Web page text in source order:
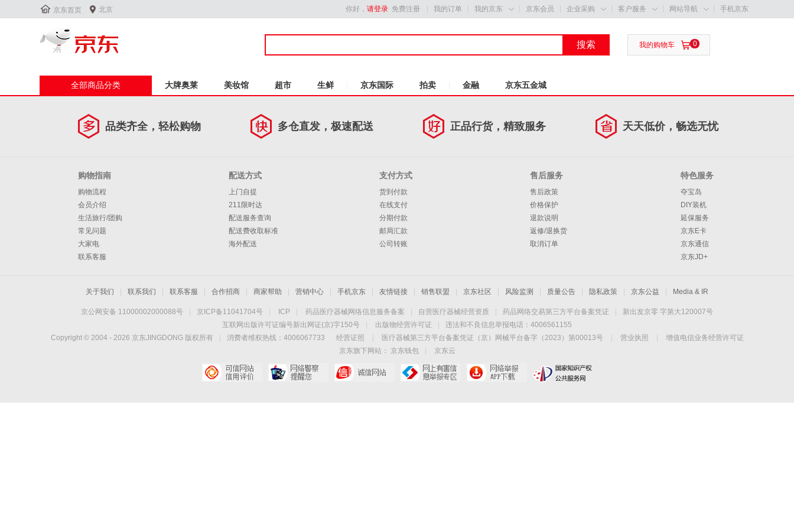
 京东首页  北京 你好， 请登录 免费注册 我的订单 我的京东  京东会员 企业采购  客户服务  网站导航  手机京东
搜索  0
我的购物车
全部商品分类 大牌奥莱 美妆馆 超市 生鲜 京东国际 拍卖 金融 京东五金城
品类齐全，轻松购物 多仓直发，极速配送 正品行货，精致服务 天天低价，畅选无忧
购物指南
购物流程
会员介绍
生活旅行/团购
常见问题
大家电
联系客服
配送方式
上门自提
211限时达
配送服务查询
配送费收取标准
海外配送
支付方式
货到付款
在线支付
分期付款
邮局汇款
公司转账
售后服务
售后政策
价格保护
退款说明
返修/退换货
取消订单
特色服务
夺宝岛
DIY装机
延保服务
京东E卡
京东通信
京东JD+
关于我们 联系我们 联系客服 合作招商 商家帮助 营销中心 手机京东 友情链接 销售联盟 京东社区 风险监测 质量公告 隐私政策 京东公益 Media & IR
京公网安备 11000002000088号 京ICP备11041704号 ICP 药品医疗器械网络信息服务备案 自营医疗器械经营资质 药品网络交易第三方平台备案凭证
新出发京零 字第大120007号
互联网出版许可证编号新出网证(京)字150号
出版物经营许可证
违法和不良信息举报电话：4006561155
Copyright © 2004 - 2026 京东JINGDONG 版权所有 消费者维权热线：4006067733 经营证照 医疗器械第三方平台备案凭证（京）网械平台备字（2023）第00013号 营业执照
增值电信业务经营许可证
京东旗下网站：
京东钱包 京东云